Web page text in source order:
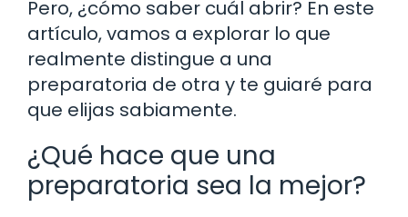
Pero, ¿cómo saber cuál abrir? En este
artículo, vamos a explorar lo que
realmente distingue a una
preparatoria de otra y te guiaré para
que elijas sabiamente.
¿Qué hace que una
preparatoria sea la mejor?